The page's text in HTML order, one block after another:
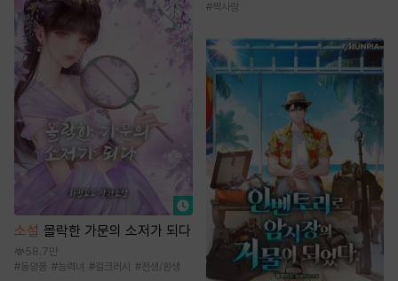
소설 몰락한 가문의 소저가 되다
58.7만
#동양풍 #능력녀 #걸크러시 #전생/환생
#짝사랑